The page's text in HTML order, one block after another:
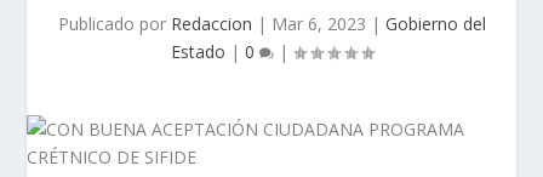
Publicado por Redaccion | Mar 6, 2023 | Gobierno del
Estado | 0 |